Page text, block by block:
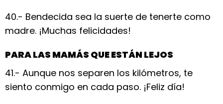
40.- Bendecida sea la suerte de tenerte como
madre. ¡Muchas felicidades!
PARA LAS MAMÁS QUE ESTÁN LEJOS
41.- Aunque nos separen los kilómetros, te
siento conmigo en cada paso. ¡Feliz día!